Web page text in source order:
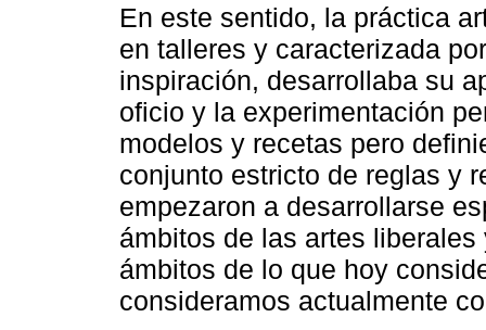
En este sentido, la práctica
en talleres y caracterizada
inspiración, desarrollaba su
oficio y la experimentación
modelos y recetas pero
conjunto estricto de reglas y
empezaron a desarrollarse
ámbitos de las artes
ámbitos de lo que hoy
consideramos actualmente